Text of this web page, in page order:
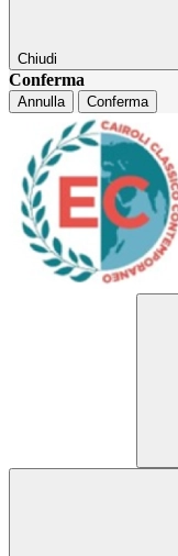
Chiudi
Conferma
Annulla Conferma